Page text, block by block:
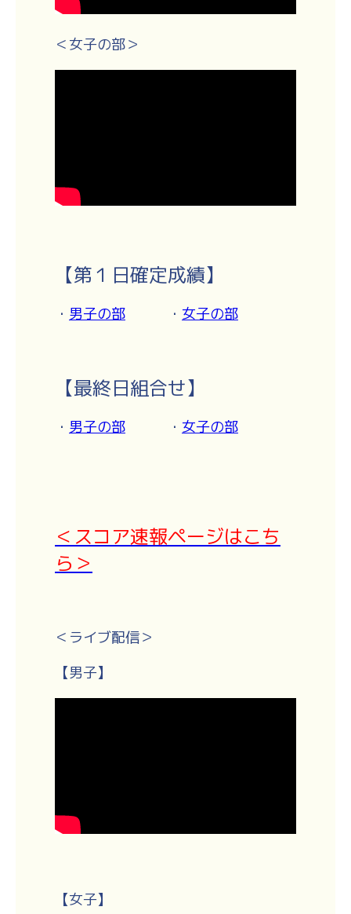
＜女子の部＞
【第１日確定成績】
・ 男子の部 ・ 女子の部
【最終日組合せ】
・ 男子の部 ・ 女子の部
＜スコア速報ページはこち
ら＞
＜ライブ配信＞
【男子】
【女子】